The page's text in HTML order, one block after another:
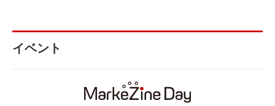
イベント